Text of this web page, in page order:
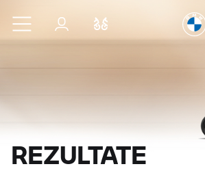
Sari la conținutul principal
Autentificare
REZULTATE